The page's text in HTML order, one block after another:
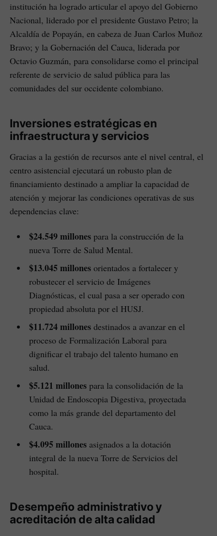
institución ha logrado articular el apoyo del Gobierno
Nacional, liderado por el presidente Gustavo Petro; la
Alcaldía de Popayán, en cabeza de Juan Carlos Muñoz
Bravo; y la Gobernación del Cauca, liderada por
Octavio Guzmán, para consolidarse como el principal
referente de servicio de salud pública para las
comunidades del sur occidente colombiano.
Inversiones estratégicas en
infraestructura y servicios
Gracias a la gestión de recursos ante el nivel central, el
centro asistencial ejecutará un robusto plan de
financiamiento destinado a ampliar la capacidad de
atención y mejorar las condiciones operativas de sus
dependencias clave:
$24.549 millonespara la construcción de la
nueva Torre de Salud Mental.
$13.045 millonesorientados a fortalecer y
robustecer el servicio de Imágenes
Diagnósticas, el cual pasa a ser operado con
propiedad absoluta por el HUSJ.
$11.724 millonesdestinados a avanzar en el
proceso de Formalización Laboral para
dignificar el trabajo del talento humano en
salud.
$5.121 millonespara la consolidación de la
Unidad de Endoscopia Digestiva, proyectada
como la más grande del departamento del
Cauca.
$4.095 millonesasignados a la dotación
integral de la nueva Torre de Servicios del
hospital.
Desempeño administrativo y
acreditación de alta calidad